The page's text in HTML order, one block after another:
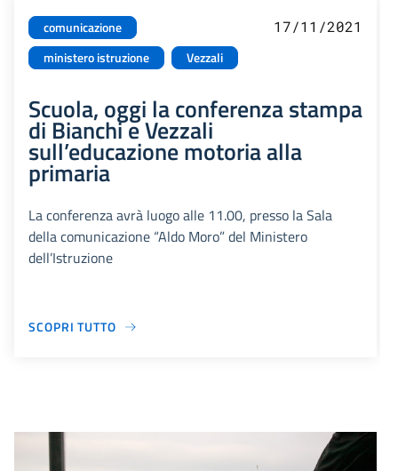
comunicazione
ministero istruzione
Vezzali
17/11/2021
Scuola, oggi la conferenza stampa
di Bianchi e Vezzali
sull’educazione motoria alla
primaria
La conferenza avrà luogo alle 11.00, presso la Sala
della comunicazione “Aldo Moro” del Ministero
dell’Istruzione
SCOPRI TUTTO